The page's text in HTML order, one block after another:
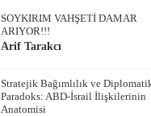
SOYKIRIM VAHŞETİ DAMAR
ARIYOR!!!
Arif Tarakcı
Stratejik Bağımlılık ve
Paradoks: ABD-İsrail İlişkilerinin
Anatomisi